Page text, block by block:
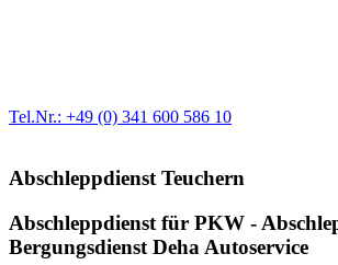
Tel.Nr.: +49 (0) 341 600 586 10
Abschleppdienst Teuchern
Abschleppdienst für PKW -
Bergungsdienst Deha Autoservice